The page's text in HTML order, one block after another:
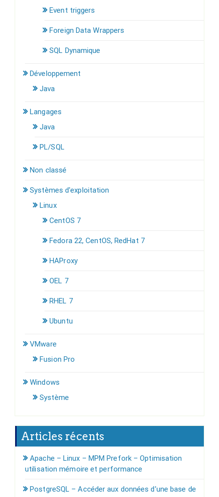
Event triggers
Foreign Data Wrappers
SQL Dynamique
Développement
Java
Langages
Java
PL/SQL
Non classé
Systèmes d'exploitation
Linux
CentOS 7
Fedora 22, CentOS, RedHat 7
HAProxy
OEL 7
RHEL 7
Ubuntu
VMware
Fusion Pro
Windows
Système
Articles récents
Apache – Linux – MPM Prefork – Optimisation
utilisation mémoire et performance
PostgreSQL – Accéder aux données d’une base de